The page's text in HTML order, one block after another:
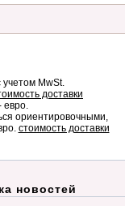
MwSt.
доставки
ориентировочными,
стоимость доставки
новостей